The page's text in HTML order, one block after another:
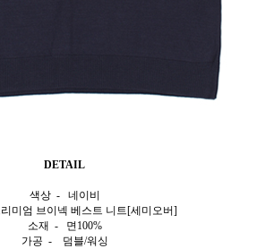
DETAIL
색상 - 네이비
미엄 브이넥 베스트 니트[세미오버]
소재 - 면100%
가공 - 덤블/워싱